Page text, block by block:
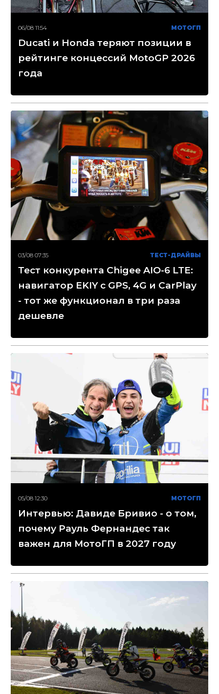
06/08 11:54 МОТОГП
Ducati и Honda теряют позиции в
рейтинге концессий MotoGP 2026
года
03/08 07:35 ТЕСТ-ДРАЙВЫ
Тест конкурента Chigee AIO-6 LTE:
навигатор EKIY с GPS, 4G и CarPlay
- тот же функционал в три раза
дешевле
05/08 12:30 МОТОГП
Интервью: Давиде Бривио - о том,
почему Рауль Фернандес так
важен для МотоГП в 2027 году